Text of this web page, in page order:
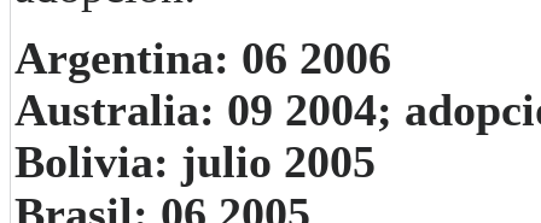
Argentina: 06 2006
Australia: 09 2004;
Bolivia: julio 2005